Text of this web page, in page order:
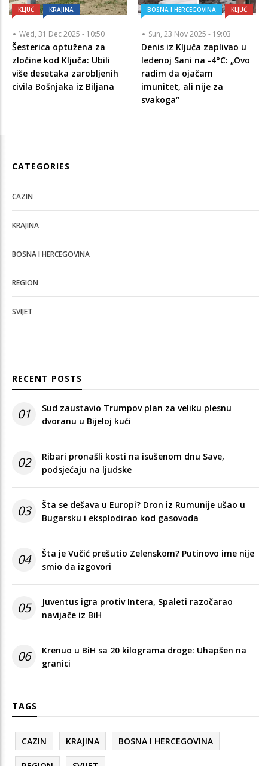
KLJUČ KRAJINA
Wed, 31 Dec 2025 - 10:50
Šesterica optužena za
zločine kod Ključa: Ubili
više desetaka zarobljenih
civila Bošnjaka iz Biljana
BOSNA I HERCEGOVINA KLJUČ
Sun, 23 Nov 2025 - 19:03
Denis iz Ključa zaplivao u
ledenoj Sani na -4°C: „Ovo
radim da ojačam
imunitet, ali nije za
svakoga“
CATEGORIES
CAZIN
KRAJINA
BOSNA I HERCEGOVINA
REGION
SVIJET
RECENT POSTS
01
Sud zaustavio Trumpov plan za veliku plesnu
dvoranu u Bijeloj kući
02
Ribari pronašli kosti na isušenom dnu Save,
podsjećaju na ljudske
03
Šta se dešava u Europi? Dron iz Rumunije ušao u
Bugarsku i eksplodirao kod gasovoda
04
Šta je Vučić prešutio Zelenskom? Putinovo ime nije
smio da izgovori
05
Juventus igra protiv Intera, Spaleti razočarao
navijače iz BiH
06
Krenuo u BiH sa 20 kilograma droge: Uhapšen na
granici
TAGS
CAZIN KRAJINA BOSNA I HERCEGOVINA